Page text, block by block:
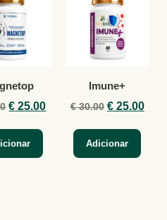
€ 25.00
Imune+
€30.00 €25.00
Adicionar